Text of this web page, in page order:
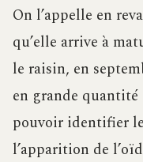
On l’appelle en
qu’elle arrive à
le raisin, en
en grande
pouvoir identifier
l’apparition de